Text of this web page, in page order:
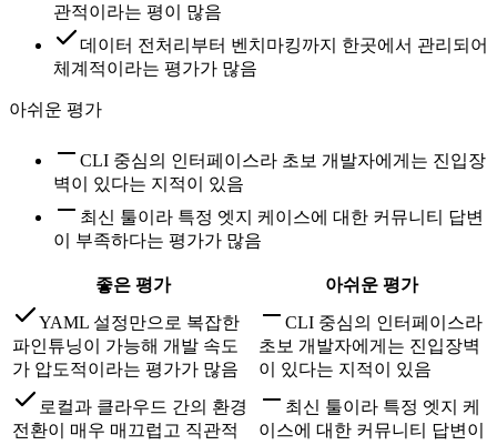
관적이라는 평이 많음
데이터 전처리부터 벤치마킹까지 한곳에서 관리되어
체계적이라는 평가가 많음
아쉬운 평가
CLI 중심의 인터페이스라 초보 개발자에게는 진입장
벽이 있다는 지적이 있음
최신 툴이라 특정 엣지 케이스에 대한 커뮤니티 답변
이 부족하다는 평가가 많음
좋은 평가
아쉬운 평가
YAML 설정만으로 복잡한
파인튜닝이 가능해 개발 속도
가 압도적이라는 평가가 많음
CLI 중심의 인터페이스라
초보 개발자에게는 진입장벽
이 있다는 지적이 있음
로컬과 클라우드 간의 환경
전환이 매우 매끄럽고 직관적
최신 툴이라 특정 엣지 케
이스에 대한 커뮤니티 답변이